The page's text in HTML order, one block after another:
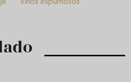
Vinos espumosos